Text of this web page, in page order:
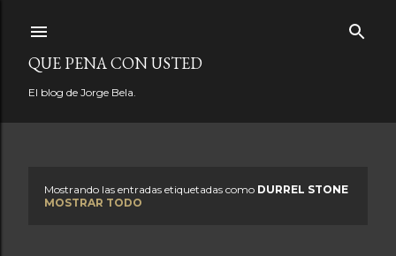
QUE PENA CON USTED
El blog de Jorge Bela.
Mostrando las entradas etiquetadas como DURREL STONE
MOSTRAR TODO